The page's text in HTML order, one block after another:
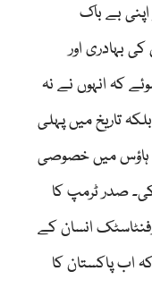
بے باک
اور
کہ انہوں نے نہ
تاریخ میں پہلی
میں خصوصی
صدر ٹرمپ کا
انسان کے
پاکستان کا